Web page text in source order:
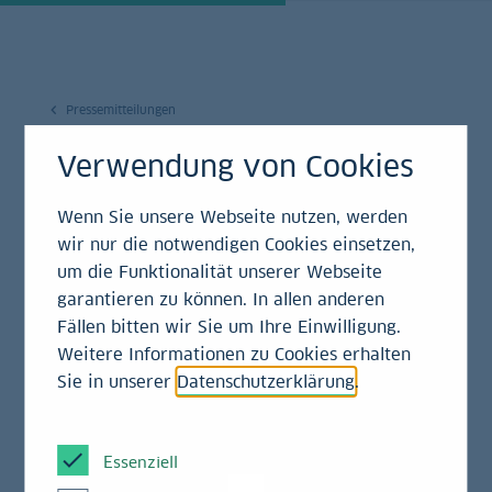
Pressemitteilungen
15.12.2021
Andreas Götz rückt in
den Vorstand der
LBBW auf
Pressemitteilung
Zum 1. Januar 2022 tritt Andreas Götz in den
Verwendung von Cookies
Wenn Sie unsere Webseite nutzen, werden
wir nur die notwendigen Cookies einsetzen,
um die Funktionalität unserer Webseite
garantieren zu können. In allen anderen
Fällen bitten wir Sie um Ihre Einwilligung.
Weitere Informationen zu Cookies erhalten
Sie in unserer Datenschutzerklärung
Essenziell